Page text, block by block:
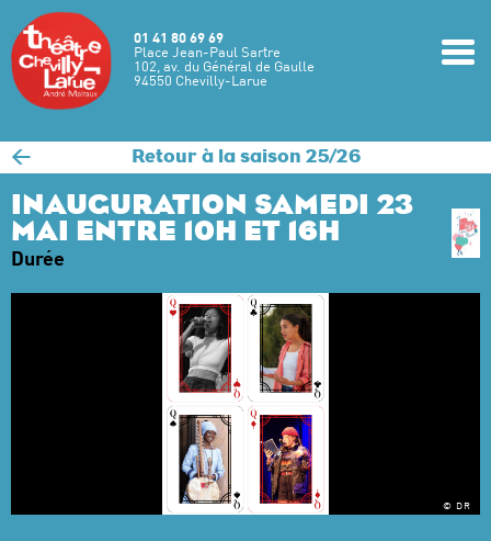
Aller au contenu principal
01 41 80 69 69
Place Jean-Paul Sartre
102, av. du Général de Gaulle
94550 Chevilly-Larue
< Retour à la saison 25/26
INAUGURATION SAMEDI 23
MAI ENTRE 10H ET 16H
Durée
© DR